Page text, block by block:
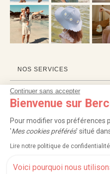
Continuer sans accepter
Bienvenue sur
Pour modifier vos préférences
'Mes cookies préférés' situé
Lire notre politique de confidentialité
Voici pourquoi nous
NOS SERVICES
INFORMATIONS
PROFESSIONNELS